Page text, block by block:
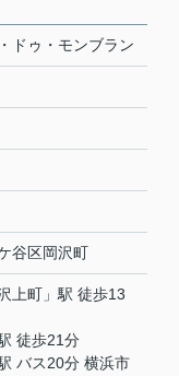
ドゥ・モンブラン
谷区岡沢町
上町 」駅 徒歩13
徒歩21分
バス20分 横浜市